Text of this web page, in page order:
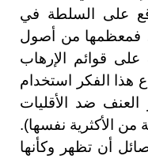
على السلطة في
فمعظمها من أصول
قوائم الإرهاب
هذا الفكر استخدام
العنف ضد الأقليات
من الأكثرية نفسها).
أن تظهر وكأنها